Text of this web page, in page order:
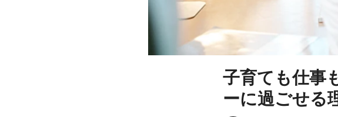
子育ても仕事
ーに過ごせる